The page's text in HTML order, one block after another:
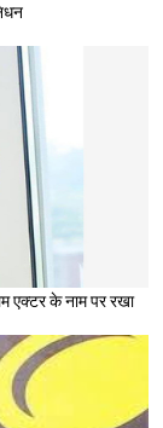
का नाम एक्टर के नाम पर रखा